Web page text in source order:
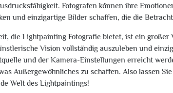
Fotografen können ihre
und einzigartige Bilder schaffen, die die
die Lightpainting Fotografie bietet, ist ein großer
Vision vollständig auszuleben und
und der Kamera-Einstellungen erreicht
Außergewöhnliches zu schaffen. Also lassen
Welt des Lightpaintings!